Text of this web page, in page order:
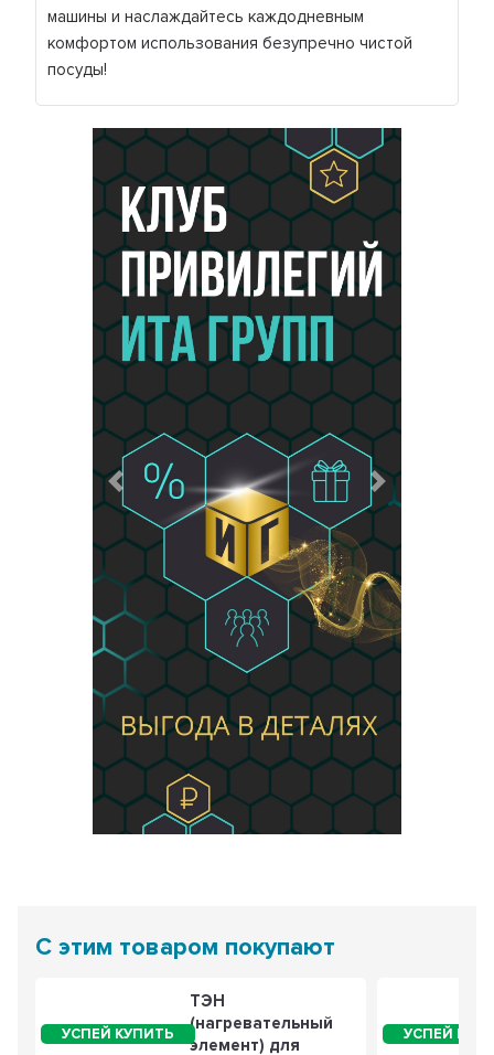
машины и наслаждайтесь каждодневным
комфортом использования безупречно чистой
посуды!
Предыдущий Следующий
С этим товаром покупают
ТЭН
(нагревательный
элемент) для